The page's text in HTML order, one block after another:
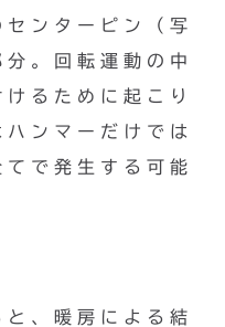
ンターピン（写
。回転運動の中
るために起こり
ンマーだけでは
で発生する可能
、暖房による結